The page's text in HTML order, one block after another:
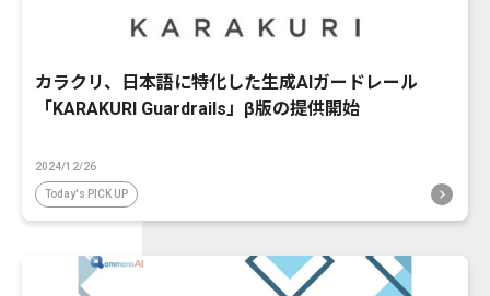
カラクリ、日本語に特化した生成AIガードレール
「KARAKURI Guardrails」β版の提供開始
2024/12/26
Today's PICK UP